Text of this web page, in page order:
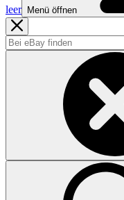
leer Menü öffnen